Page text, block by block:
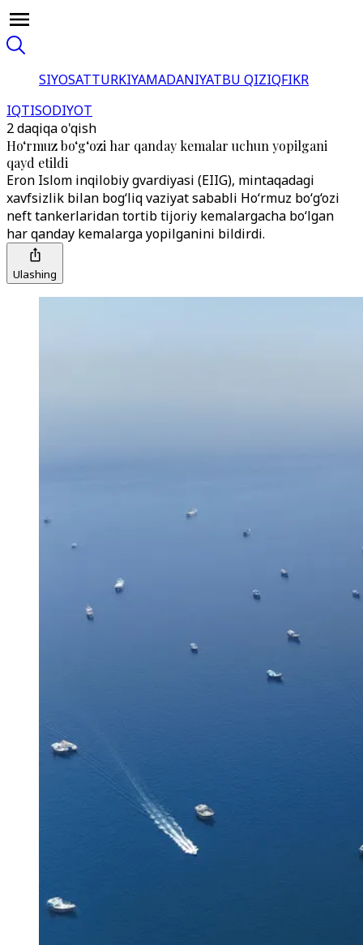
SIYOSATTURKIYAMADANIYATBU QIZIQFIKR
IQTISODIYOT
2 daqiqa o'qish
Ho‘rmuz bo‘g‘ozi har qanday kemalar uchun yopilgani
qayd etildi
Eron Islom inqilobiy gvardiyasi (EIIG), mintaqadagi
xavfsizlik bilan bog‘liq vaziyat sababli Ho‘rmuz bo‘g‘ozi
neft tankerlaridan tortib tijoriy kemalargacha bo‘lgan
har qanday kemalarga yopilganini bildirdi.
Ulashing